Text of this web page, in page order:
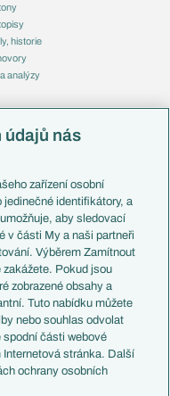
historie
analýzy
soutěž
údajů nás
zařízení osobní
jedinečné identifikátory, a
aby sledovací
v části My a naši partneři
Výběrem Zamítnout
Pokud jsou
zobrazené obsahy a
Tuto nabídku můžete
nebo souhlas odvolat
spodní části webové
Internetová stránka. Další
ochrany osobních